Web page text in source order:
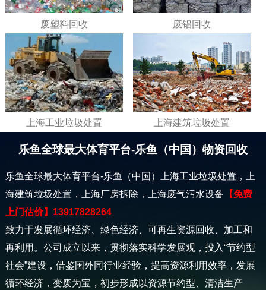
废塑料回收 废铝回收
上海工业垃圾处置 上海建筑垃圾处置
乐鱼全球最大体育平台-乐鱼（中国）物资回收
乐鱼全球最大体育平台-乐鱼（中国）上海工业垃圾处置，上
海建筑垃圾处置，上海厂房拆除，上海废气污水设备 【免费
上门估价】13917828264
致力于发展循环经济、绿色经济、可再生资源回收、加工和
再利用。公司成立以来，贯彻落实科学发展观，投入“节约型
社会”建设，借鉴国外同行业经验，提高资源利用效率，发展
循环经济，变废为宝，初步形成以资源节约型、清洁生产